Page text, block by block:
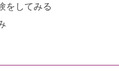
をしてみる